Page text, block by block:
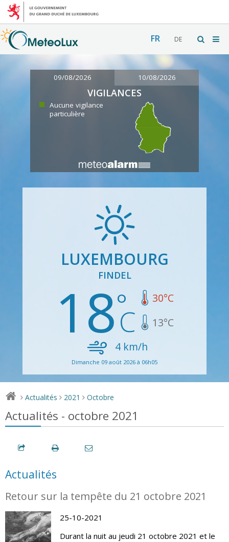
FR DE
09/08/2026 10/08/2026
VIGILANCES
Aucune vigilance
particulière
LUXEMBOURG
FINDEL
18 30°C
13°C
4 km/h
Dimanche 09 août 2026 à 06h05
> Actualités > 2021 > Octobre
Actualités - octobre 2021
Actualités
Retour sur la tempête du 21 octobre 2021
25-10-2021
Durant la nuit au jeudi 21 octobre 2021 et le